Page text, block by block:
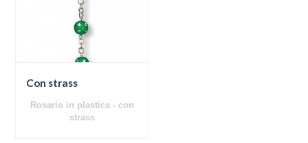
Con strass
Rosario in plastica - con
strass